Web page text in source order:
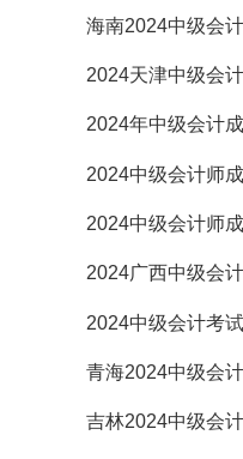
海南2024中级会
2024天津中级会
2024年中级会计
2024中级会计师
2024中级会计师
2024广西中级会
2024中级会计考
青海2024中级会
吉林2024中级会